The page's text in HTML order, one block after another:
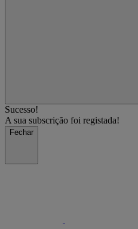
Sucesso!
A sua subscrição foi registada!
Fechar